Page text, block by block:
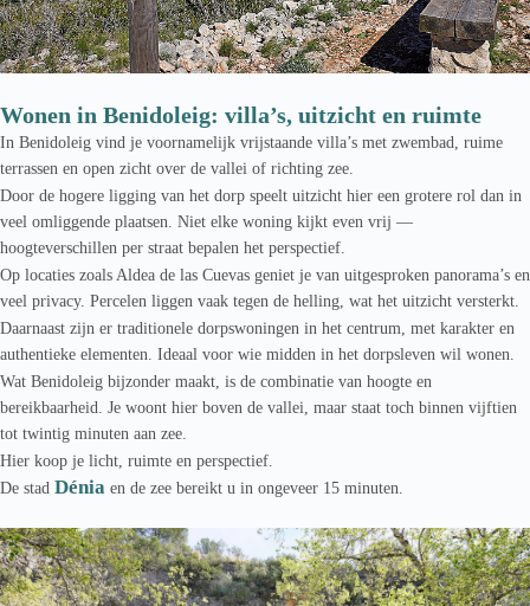
Wonen in Benidoleig: villa’s, uitzicht en ruimte
In Benidoleig vind je voornamelijk vrijstaande villa’s met zwembad, ruime
terrassen en open zicht over de vallei of richting zee.
Door de hogere ligging van het dorp speelt uitzicht hier een grotere rol dan in
veel omliggende plaatsen. Niet elke woning kijkt even vrij —
hoogteverschillen per straat bepalen het perspectief.
Op locaties zoals Aldea de las Cuevas geniet je van uitgesproken panorama’s en
veel privacy. Percelen liggen vaak tegen de helling, wat het uitzicht versterkt.
Daarnaast zijn er traditionele dorpswoningen in het centrum, met karakter en
authentieke elementen. Ideaal voor wie midden in het dorpsleven wil wonen.
Wat Benidoleig bijzonder maakt, is de combinatie van hoogte en
bereikbaarheid. Je woont hier boven de vallei, maar staat toch binnen vijftien
tot twintig minuten aan zee.
Hier koop je licht, ruimte en perspectief.
De stad Dénia en de zee bereikt u in ongeveer 15 minuten.